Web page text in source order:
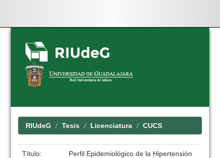
Skip
navigation
RIUdeG Tesis Licenciatura CUCS
Título:
Perfil Epidemiológico de la Hipertensión